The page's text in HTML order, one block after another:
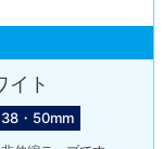
イト
・50mm